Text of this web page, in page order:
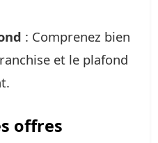
: Comprenez bien
et le plafond
offres